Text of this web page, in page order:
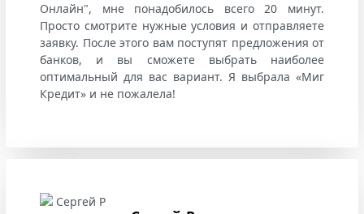
Онлайн", мне понадобилось всего 20 минут.
Просто смотрите нужные условия и отправляете
заявку. После этого вам поступят предложения от
банков, и вы сможете выбрать наиболее
оптимальный для вас вариант. Я выбрала «Миг
Кредит» и не пожалела!